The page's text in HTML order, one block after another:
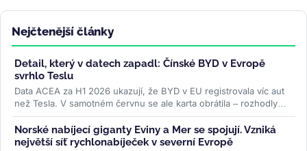
Nejčtenější články
Detail, který v datech zapadl: Čínské BYD v Evropě
svrhlo Teslu
Data ACEA za H1 2026 ukazují, že BYD v EU registrovala víc aut
než Tesla. V samotném červnu se ale karta obrátila – rozhodly
ceny paliv i...>>
Norské nabíjecí giganty Eviny a Mer se spojují. Vzniká
největší síť rychlonabíječek v severní Evropě